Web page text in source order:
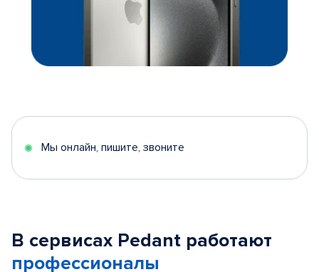
Мы онлайн, пишите, звоните
В сервисах Pedant работают
профессионалы